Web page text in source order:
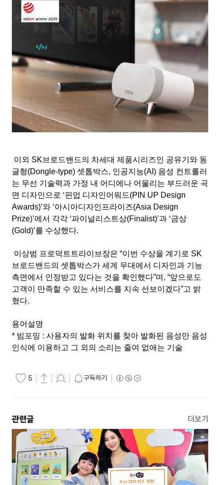
이외 SK브로드밴드의 차세대 제품시리즈인 공유기와 동
글형(Dongle-type) 셋톱박스, 인공지능(AI) 음성 컨트롤러
는 무선 기술력과 가정 내 어디에나 어울리는 부드러운 곡
면 디자인으로 ‘핀업 디자인어워드(PIN UP Design
Awards)’와 ‘아시아디자인프라이즈(Asia Design
Prize)’에서 각각 ‘파이널리스트상(Finalist)’과 ‘금상
(Gold)’를 수상했다.
이상범 프로덕트트라이브장은 “이번 수상을 계기로 SK
브로드밴드의 셋톱박스가 세계 무대에서 디자인과 기능
측면에서 인정받고 있다는 것을 확인했다”며, “앞으로도
고객이 만족할 수 있는 서비스를 지속 선보이겠다”고 밝
혔다.
용어설명
* 빔포밍 : 사용자의 발화 위치를 찾아 발화된 음성만 음성
인식에 이용하고 그 외의 소리는 줄여 없애는 기술
5 구독하기
관련글 더보기